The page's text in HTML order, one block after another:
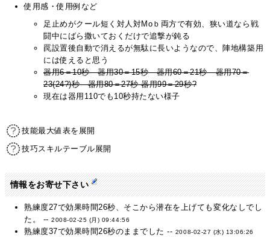
使用感・使用例など
足止めがクール短く対人対Moｂ両方で有効、狭い道なら戦
闘中にばら撒いておくだけで追撃が鈍る
罠設置後自動で消えるが無駄に長いようなので、陣地構築用
には使えると思う
器用6＝10秒 器用30＝15秒 器用60＝21秒 器用70＝
23(24?)秒 器用80＝27秒 器用99＝29秒?
現在は器用110でも10秒持たない様子
技能最大値表を展開
技巧スキルテーブル展開
情報をお寄せ下さい
熟練度27で効果時間26秒、そこから潜在を上げても変化なしでし
た。 --2008-02-25 (月) 09:44:56
熟練度37で効果時間26秒のままでした -- 2008-02-27 (水) 13:06:26